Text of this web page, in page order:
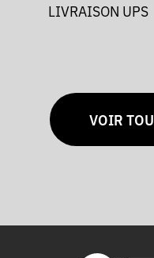
LIVRAISON UPS
VOIR